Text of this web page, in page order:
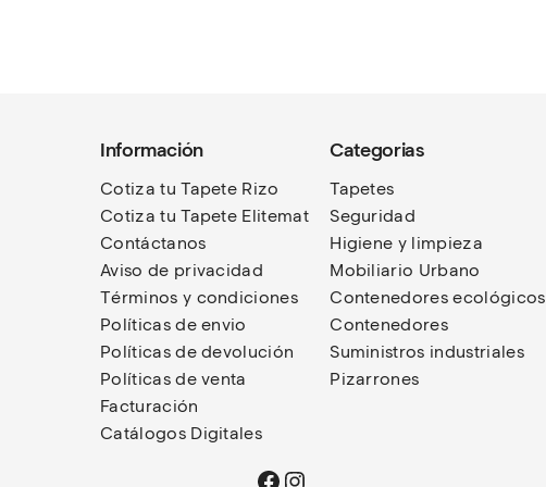
Información
Cotiza tu Tapete Rizo
Cotiza tu Tapete Elitemat
Contáctanos
Aviso de privacidad
Términos y condiciones
Políticas de envio
Políticas de devolución
Políticas de venta
Facturación
Catálogos Digitales
Facebook
Instagram
Categorias
Tapetes
Seguridad
Higiene y limpieza
Mobiliario Urbano
Contenedores ecológicos
Contenedores
Suministros industriales
Pizarrones